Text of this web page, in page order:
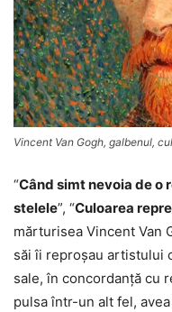
Vincent Van Gogh, galbenul,
“Când simt nevoia de o
stelele”, “Culoarea
mărturisea Vincent Van
săi îi reproşau artistului
sale, în concordanţă cu
pulsa într-un alt fel,